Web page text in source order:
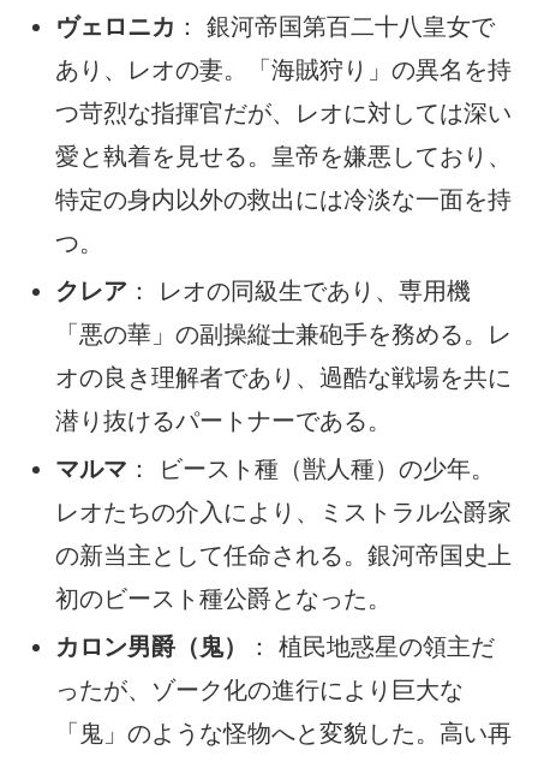
ヴェロニカ ： 銀河帝国第百二十八皇女で
あり、レオの妻。「海賊狩り」の異名を持
つ苛烈な指揮官だが、レオに対しては深い
愛と執着を見せる。皇帝を嫌悪しており、
特定の身内以外の救出には冷淡な一面を持
つ。
クレア ： レオの同級生であり、専用機
「悪の華」の副操縦士兼砲手を務める。レ
オの良き理解者であり、過酷な戦場を共に
潜り抜けるパートナーである。
マルマ ： ビースト種（獣人種）の少年。
レオたちの介入により、ミストラル公爵家
の新当主として任命される。銀河帝国史上
初のビースト種公爵となった。
カロン男爵（鬼）
： 植民地惑星の領主だ
ったが、ゾーク化の進行により巨大な
「鬼」のような怪物へと変貌した。高い再